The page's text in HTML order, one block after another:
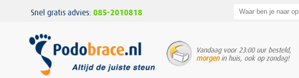
Snel gratis advies: 085-2010818
Vandaag voor 23:00 uur besteld,
morgenin huis, ook op zondag!